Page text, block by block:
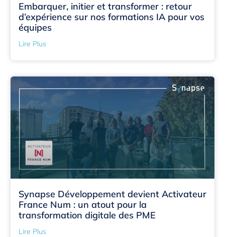
Embarquer, initier et transformer : retour
d’expérience sur nos formations IA pour vos
équipes
Lire Plus
Synapse Développement devient Activateur
France Num : un atout pour la
transformation digitale des PME
Lire Plus